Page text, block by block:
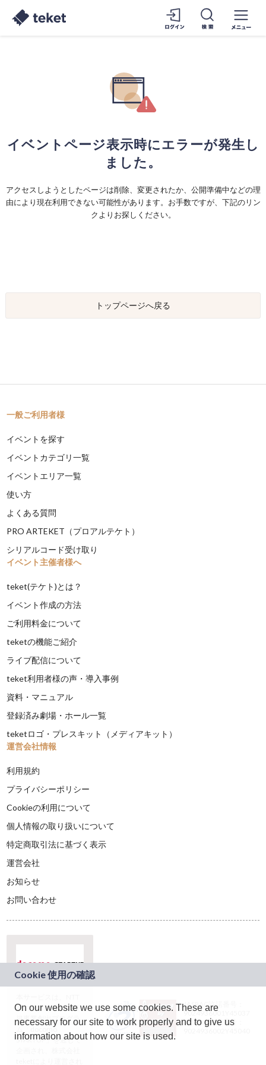
イベントページ表示時にエラーが発生し
ました。
アクセスしようとしたページは削除、変更されたか、公開準備中などの理
由により現在利用できない可能性があります。お手数ですが、下記のリン
クよりお探しください。
トップページへ戻る
一般ご利用者様
イベントを探す
イベントカテゴリ一覧
イベントエリア一覧
使い方
よくある質問
PRO ARTEKET（プロアルテケト）
シリアルコード受け取り
イベント主催者様へ
teket(テケト)とは？
イベント作成の方法
ご利用料金について
teketの機能ご紹介
ライブ配信について
teket利用者様の声・導入事例
資料・マニュアル
登録済み劇場・ホール一覧
teketロゴ・プレスキット（メディアキット）
運営会社情報
利用規約
プライバシーポリシー
Cookieの利用について
個人情報の取り扱いについて
特定商取引法に基づく表示
運営会社
お知らせ
お問い合わせ
ドコモグループの新
規事業創出プログラ
ム「docomo
STARTUP」を通じて
JASRAC許諾番号：
9024936001Y45037
JASRAC許諾番号：
On our website we use some cookies. These are
necessary for our site to work properly and to give us
information about how our site is used.